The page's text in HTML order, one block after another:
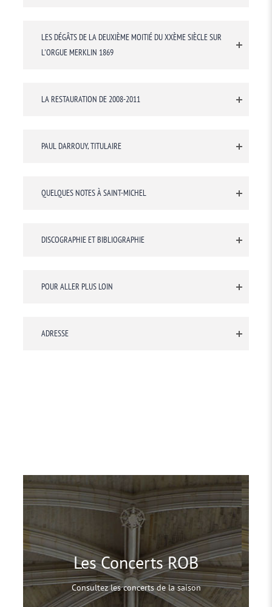
LES DÉGÂTS DE LA DEUXIÈME MOITIÉ DU XXÈME SIÈCLE SUR
L'ORGUE MERKLIN 1869
LA RESTAURATION DE 2008-2011
PAUL DARROUY, TITULAIRE
QUELQUES NOTES À SAINT-MICHEL
DISCOGRAPHIE ET BIBLIOGRAPHIE
POUR ALLER PLUS LOIN
ADRESSE
Les Concerts ROB
Consultez les concerts de la saison